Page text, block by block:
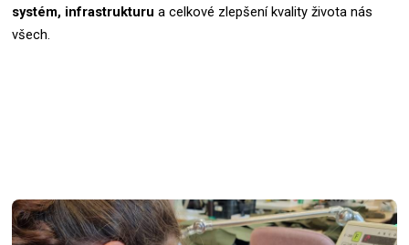
systém, infrastrukturu a celkové zlepšení kvality života nás
všech.